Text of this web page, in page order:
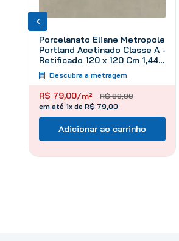
Porcelanato Eliane Metropole
Portland Acetinado Classe A -
Retificado 120 x 120 Cm 1,44
m²Descubra a metragem
R$ 89,00
R$ 79,00/m²
em até 1x de R$ 79,00
Adicionar ao carrinho